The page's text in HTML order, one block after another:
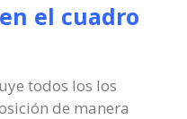
el cuadro
todos los los
de manera